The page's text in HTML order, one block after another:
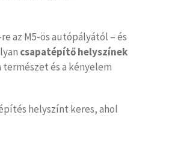
az M5-ös autópályától – és
csapatépítő helyszínek
és a kényelem
helyszínt keres, ahol